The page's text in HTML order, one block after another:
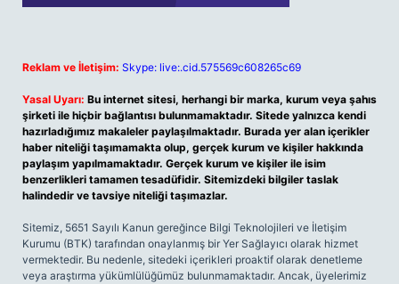
Reklam ve İletişim: Skype: live:.cid.575569c608265c69
Yasal Uyarı: Bu internet sitesi, herhangi bir marka, kurum veya şahıs
şirketi ile hiçbir bağlantısı bulunmamaktadır. Sitede yalnızca kendi
hazırladığımız makaleler paylaşılmaktadır. Burada yer alan içerikler
haber niteliği taşımamakta olup, gerçek kurum ve kişiler hakkında
paylaşım yapılmamaktadır. Gerçek kurum ve kişiler ile isim
benzerlikleri tamamen tesadüfidir. Sitemizdeki bilgiler taslak
halindedir ve tavsiye niteliği taşımazlar.
Sitemiz, 5651 Sayılı Kanun gereğince Bilgi Teknolojileri ve İletişim
Kurumu (BTK) tarafından onaylanmış bir Yer Sağlayıcı olarak hizmet
vermektedir. Bu nedenle, sitedeki içerikleri proaktif olarak denetleme
veya araştırma yükümlülüğümüz bulunmamaktadır. Ancak, üyelerimiz